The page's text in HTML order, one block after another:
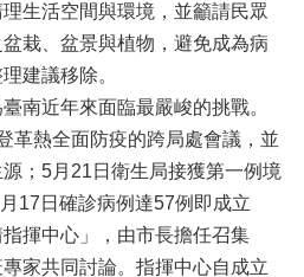
生活空間與環境，並籲請民眾
栽、盆景與植物，避免成為病
建議移除。
南近年來面臨最嚴峻的挑戰。
革熱全面防疫的跨局處會議，並
；5月21日衛生局接獲第一例境
17日確診病例達57例即成立
指揮中心」，由市長擔任召集
家共同討論。指揮中心自成立